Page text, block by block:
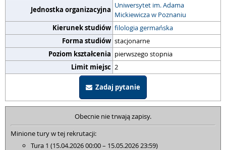
Jednostka organizacyjna Uniwersytet im. Adama
Mickiewicza w Poznaniu
Kierunek studiów filologia germańska
Forma studiów stacjonarne
Poziom kształcenia pierwszego stopnia
Limit miejsc 2
Zadaj pytanie
Obecnie nie trwają zapisy.
Minione tury w tej rekrutacji:
Tura 1 (15.04.2026 00:00 – 15.05.2026 23:59)